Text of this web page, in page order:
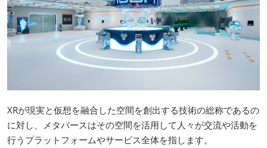
XRが現実と仮想を融合した空間を創出する技術の総称であるの
に対し、メタバースはその空間を活用して人々が交流や活動を
行うプラットフォームやサービス全体を指します。